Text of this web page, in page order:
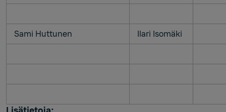
Sami Huttunen Ilari Isomäki